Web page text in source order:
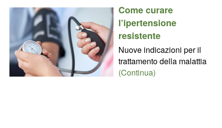
Come curare
l’ipertensione
resistente
Nuove indicazioni per il
trattamento della malattia
(Continua)